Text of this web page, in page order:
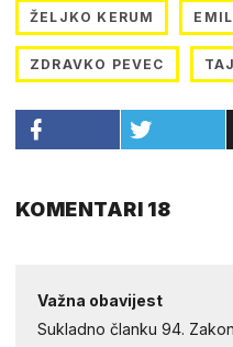
ŽELJKO KERUM
ZDRAVKO PEVEC
KOMENTARI 18
Važna obavijest
Sukladno članku 94.